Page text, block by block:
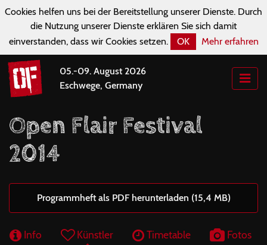
Cookies helfen uns bei der Bereitstellung unserer Dienste. Durch
die Nutzung unserer Dienste erklären Sie sich damit
einverstanden, dass wir Cookies setzen.
OK Mehr erfahren
05.-09. August 2026
Eschwege, Germany
Open Flair Festival
2014
Programmheft als PDF herunterladen (15,4 MB)
Info Künstler Timetable Fotos